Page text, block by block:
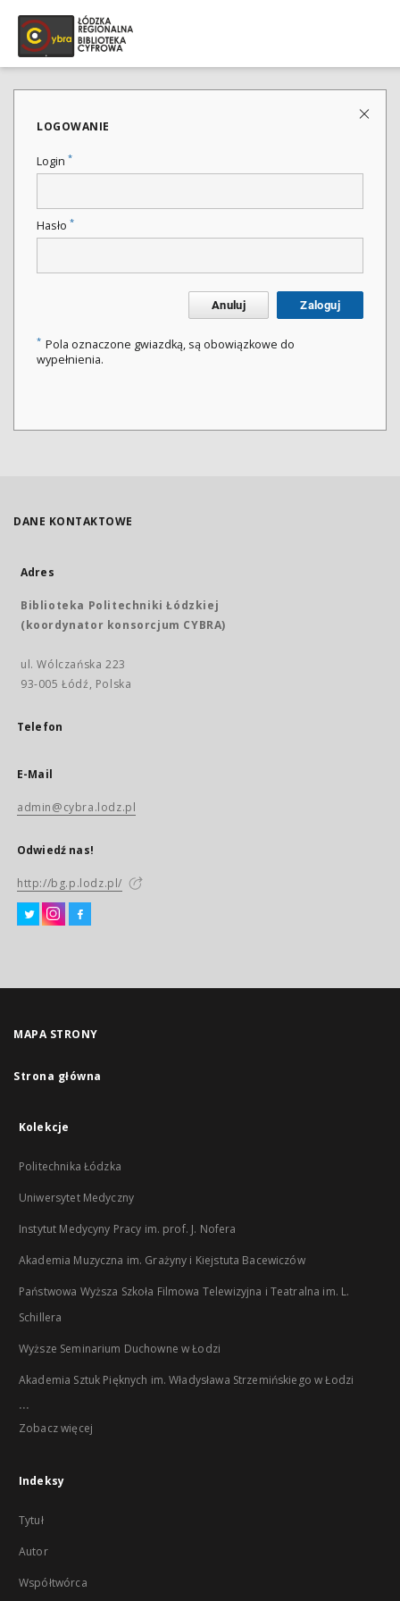
LOGOWANIE
Login *
Hasło *
Anuluj Zaloguj
* Pola oznaczone gwiazdką, są obowiązkowe do
wypełnienia.
DANE KONTAKTOWE
Adres
Biblioteka Politechniki Łódzkiej
(koordynator konsorcjum CYBRA)
ul. Wólczańska 223
93-005 Łódź, Polska
Telefon
E-Mail
admin@cybra.lodz.pl
Odwiedź nas!
http://bg.p.lodz.pl/
MAPA STRONY
Strona główna
Kolekcje
Politechnika Łódzka
Uniwersytet Medyczny
Instytut Medycyny Pracy im. prof. J. Nofera
Akademia Muzyczna im. Grażyny i Kiejstuta Bacewiczów
Państwowa Wyższa Szkoła Filmowa Telewizyjna i Teatralna im. L.
Schillera
Wyższe Seminarium Duchowne w Łodzi
Akademia Sztuk Pięknych im. Władysława Strzemińskiego w Łodzi
...
Zobacz więcej
Indeksy
Tytuł
Autor
Współtwórca